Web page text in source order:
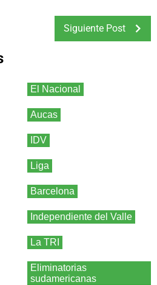
Siguiente Post
El Nacional
Aucas
IDV
Liga
Barcelona
Independiente del Valle
La TRI
Eliminatorias
sudamericanas